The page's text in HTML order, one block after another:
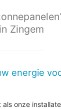
Zingem
energie
onze